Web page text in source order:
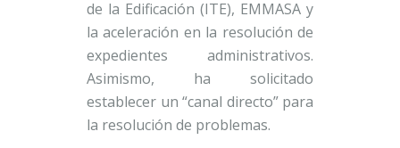
de la Edificación (ITE), EMMASA y
la aceleración en la resolución de
expedientes administrativos.
Asimismo, ha solicitado
establecer un “canal directo” para
la resolución de problemas.